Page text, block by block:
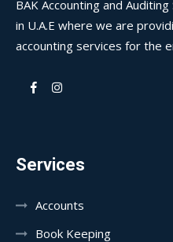
BAK Accounting and
in U.A.E where we are
accounting services for the
Services
Accounts
Book Keeping